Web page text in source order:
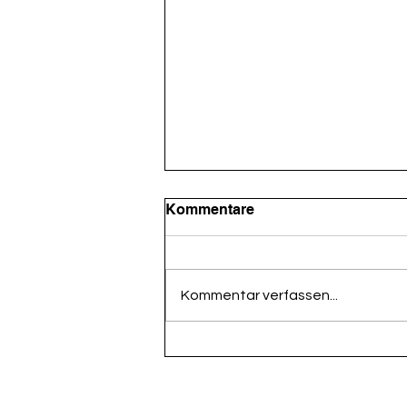
Kommentare
Kommentar verfassen...